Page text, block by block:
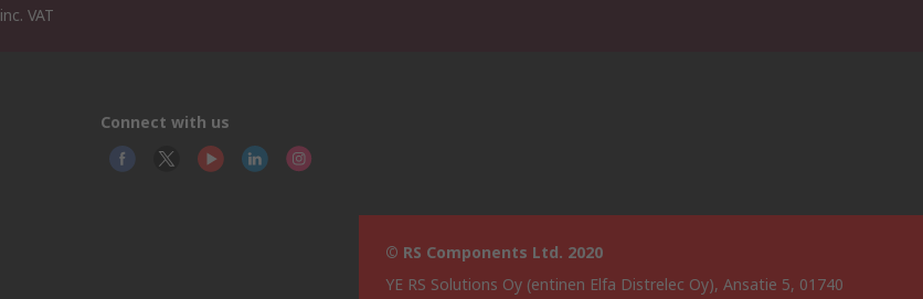
inc. VAT
Connect with us
© RS Components Ltd. 2020
YE RS Solutions Oy (entinen Elfa Distrelec Oy), Ansatie 5, 01740